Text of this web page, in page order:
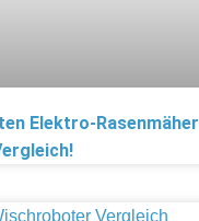
Elektro-Rasenmäher